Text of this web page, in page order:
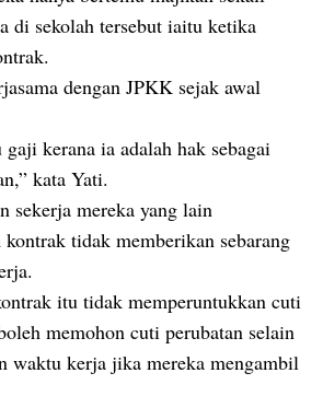
di sekolah tersebut iaitu ketika
dengan JPKK sejak awal
kerana ia adalah hak sebagai
kata Yati.
sekerja mereka yang lain
kontrak tidak memberikan sebarang
itu tidak memperuntukkan cuti
memohon cuti perubatan selain
waktu kerja jika mereka mengambil